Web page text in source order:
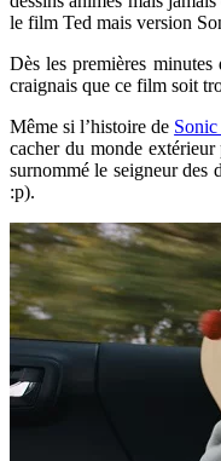
le film Ted mais version
Dès les premières
craignais que ce film soit
Même si l’histoire de
cacher du monde
surnommé le seigneur
:p).